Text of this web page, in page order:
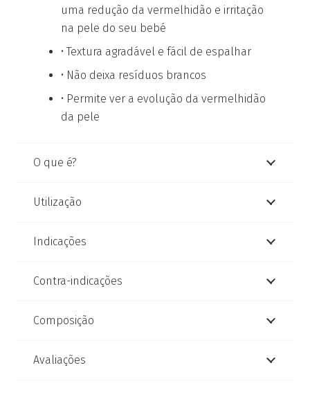
uma redução da vermelhidão e irritação
na pele do seu bebé
• Textura agradável e fácil de espalhar
• Não deixa resíduos brancos​
• Permite ver a evolução da vermelhidão
da pele
O que é?
Utilização
Indicações
Contra-indicações
Composição
Avaliações